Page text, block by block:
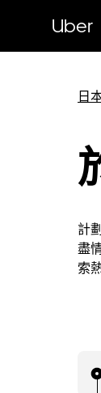
Uber
日
計
盡
索